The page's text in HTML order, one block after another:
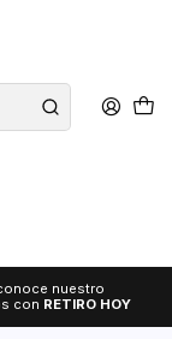
nuestro
con RETIRO HOY